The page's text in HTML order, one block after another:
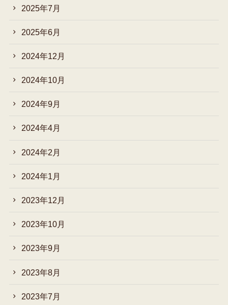
2025年7月
2025年6月
2024年12月
2024年10月
2024年9月
2024年4月
2024年2月
2024年1月
2023年12月
2023年10月
2023年9月
2023年8月
2023年7月